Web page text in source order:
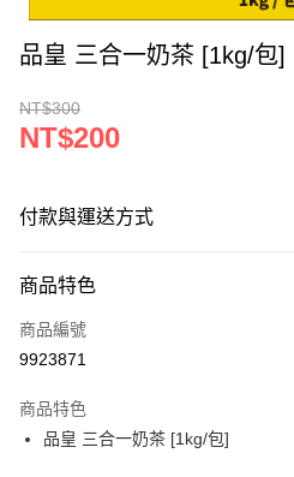
品皇 三合一奶茶 [1kg/包]
NT$300
NT$200
付款與運送方式
信用卡一次付款
超商取貨付款
Apple Pay
商品特色
商品編號
9923871
商品特色
品皇 三合一奶茶 [1kg/包]